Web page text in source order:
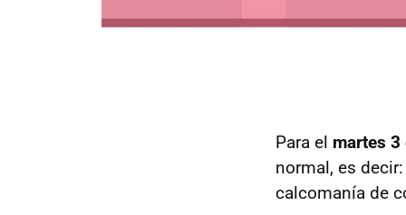
Para el martes
normal, es
calcomanía de